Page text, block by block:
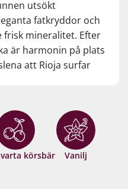
vid 16-18 grader.
utsökt
fatkryddor och
frisk mineralitet. Efter
är harmonin på plats
att Rioja surfar
örter, lakrits
Rioja för priset! Drick
skördeåret.
körsbär Vanilj